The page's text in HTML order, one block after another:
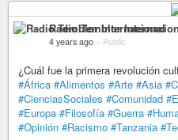
Radio Temblor
4 years ago – Public
¿Cuál fue la primera revolución
#África #Alimentos #Arte #Asia
#CienciasSociales #Comunidad
#Europa #Filosofía #Guerra
#Opinión #Racismo #Tanzania